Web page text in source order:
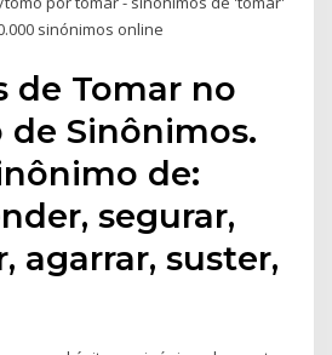
sinónimos online
de Tomar no
de Sinônimos.
de:
segurar,
agarrar, suster,